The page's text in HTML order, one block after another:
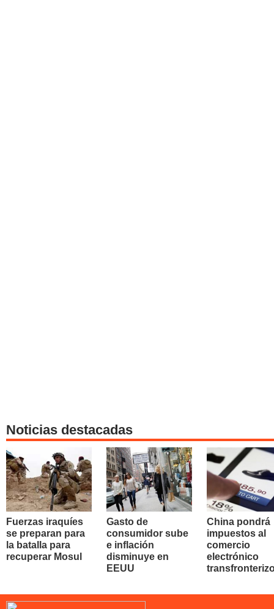
Noticias destacadas
Fuerzas iraquíes
se preparan para
la batalla para
recuperar Mosul
Gasto de
consumidor sube
e inflación
disminuye en
EEUU
China pondrá
impuestos al
comercio
electrónico